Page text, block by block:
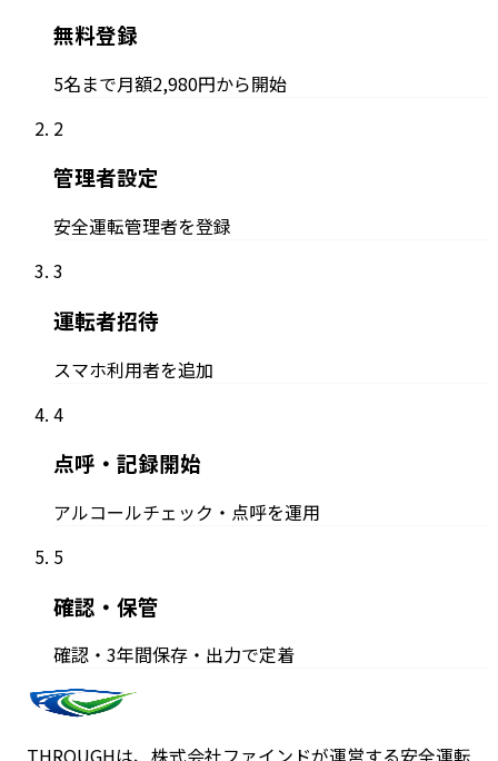
無料登録
5名まで月額2,980円から開始
2
管理者設定
安全運転管理者を登録
3
運転者招待
スマホ利用者を追加
4
点呼・記録開始
アルコールチェック・点呼を運用
5
確認・保管
確認・3年間保存・出力で定着